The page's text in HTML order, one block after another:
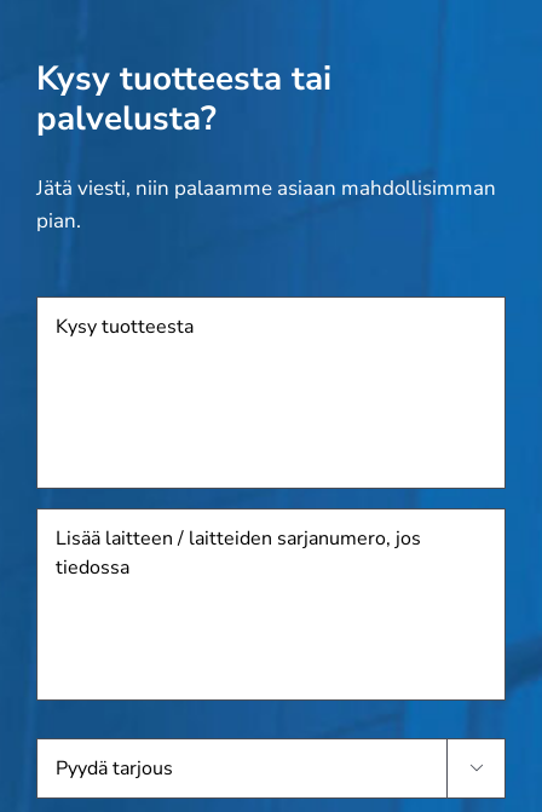
Kysy tuotteesta tai
palvelusta?
Jätä viesti, niin palaamme asiaan mahdollisimman
pian.
laitteen
tarjous
